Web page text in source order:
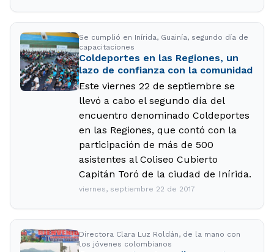
Se cumplió en Inírida, Guainía, segundo día de
capacitaciones
Coldeportes en las Regiones, un
lazo de confianza con la comunidad
Este viernes 22 de septiembre se
llevó a cabo el segundo día del
encuentro denominado Coldeportes
en las Regiones, que contó con la
participación de más de 500
asistentes al Coliseo Cubierto
Capitán Toró de la ciudad de Inírida.
viernes, septiembre 22 de 2017
Directora Clara Luz Roldán, de la mano con
los jóvenes colombianos